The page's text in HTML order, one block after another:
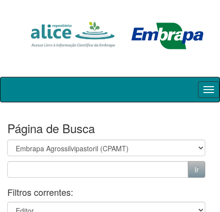
Skip
Página de Busca
Filtros correntes: